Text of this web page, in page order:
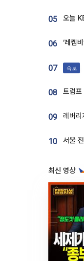
05
06
07 속보
08
09
10
최신 영상